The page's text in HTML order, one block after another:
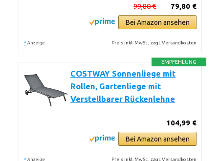
79,80 €
99,80 €
Bei Amazon ansehen
* Anzeige Preis inkl. MwSt., zzgl. Versandkosten
EMPFEHLUNG
COSTWAY Sonnenliege mit
Rollen, Gartenliege mit
Verstellbarer Rückenlehne
104,99 €
Bei Amazon ansehen
* Anzeige Preis inkl. MwSt., zzgl. Versandkosten